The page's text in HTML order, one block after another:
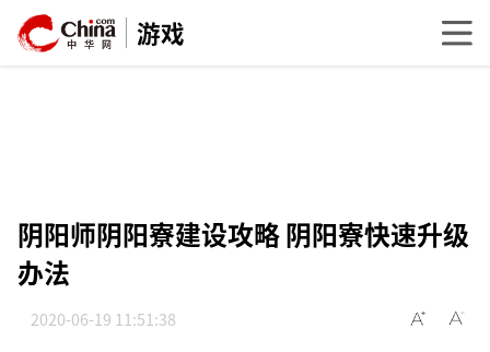
游戏
阴阳师阴阳寮建设攻略 阴阳寮快速升级
办法
2020-06-19 11:51:38